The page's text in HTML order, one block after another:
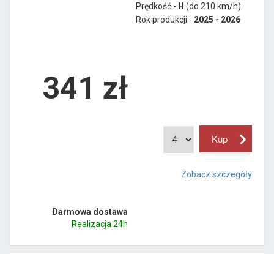
Prędkość - H (do 210 km/h)
Rok produkcji - 2025 - 2026
341 zł
Zobacz szczegóły
Darmowa dostawa
Realizacja 24h